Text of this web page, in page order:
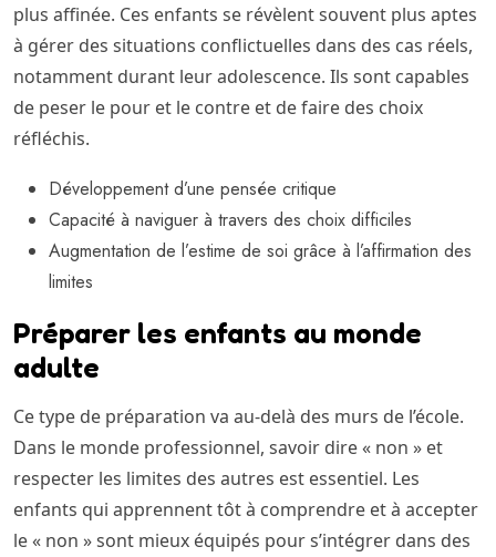
plus affinée. Ces enfants se révèlent souvent plus aptes
à gérer des situations conflictuelles dans des cas réels,
notamment durant leur adolescence. Ils sont capables
de peser le pour et le contre et de faire des choix
réfléchis.
Développement d’une pensée critique
Capacité à naviguer à travers des choix difficiles
Augmentation de l’estime de soi grâce à l’affirmation des
limites
Préparer les enfants au monde
adulte
Ce type de préparation va au-delà des murs de l’école.
Dans le monde professionnel, savoir dire « non » et
respecter les limites des autres est essentiel. Les
enfants qui apprennent tôt à comprendre et à accepter
le « non » sont mieux équipés pour s’intégrer dans des